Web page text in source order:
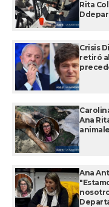
Rita
Crisis
retiró
Ana
Ana